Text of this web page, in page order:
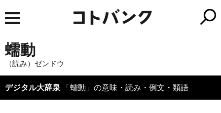
蠕動
（読み）ゼンドウ
デジタル大辞泉 「蠕動」の意味・読み・例文・類語